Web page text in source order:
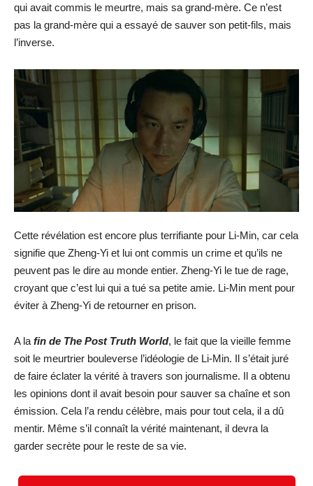
qui avait commis le meurtre, mais sa grand-mère. Ce n’est
pas la grand-mère qui a essayé de sauver son petit-fils, mais
l’inverse.
Cette révélation est encore plus terrifiante pour Li-Min, car cela
signifie que Zheng-Yi et lui ont commis un crime et qu’ils ne
peuvent pas le dire au monde entier. Zheng-Yi le tue de rage,
croyant que c’est lui qui a tué sa petite amie. Li-Min ment pour
éviter à Zheng-Yi de retourner en prison.
A la fin de The Post Truth World, le fait que la vieille femme
soit le meurtrier bouleverse l’idéologie de Li-Min. Il s’était juré
de faire éclater la vérité à travers son journalisme. Il a obtenu
les opinions dont il avait besoin pour sauver sa chaîne et son
émission. Cela l’a rendu célèbre, mais pour tout cela, il a dû
mentir. Même s’il connaît la vérité maintenant, il devra la
garder secrète pour le reste de sa vie.